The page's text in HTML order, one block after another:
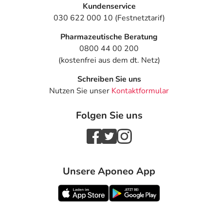
Kundenservice
030 622 000 10 (Festnetztarif)
Pharmazeutische Beratung
0800 44 00 200
(kostenfrei aus dem dt. Netz)
Schreiben Sie uns
Nutzen Sie unser Kontaktformular
Folgen Sie uns
Unsere Aponeo App